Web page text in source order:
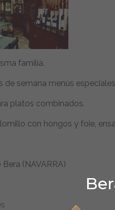
familia.
de semana menús
platos combinados.
con hongos y foie,
(NAVARRA)